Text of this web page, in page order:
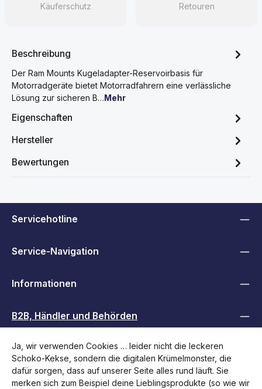
Käuferschutz
Retouren
Beschreibung
Der Ram Mounts Kugeladapter-Reservoirbasis für
Motorradgeräte bietet Motorradfahrern eine verlässliche
Lösung zur sicheren B…Mehr
Eigenschaften
Hersteller
Bewertungen
Servicehotline
Service-Navigation
Informationen
B2B, Händler und Behörden
Folge uns
Ja, wir verwenden Cookies … leider nicht die leckeren
Schoko-Kekse, sondern die digitalen Krümelmonster, die
dafür sorgen, dass auf unserer Seite alles rund läuft. Sie
merken sich zum Beispiel deine Lieblingsprodukte (so wie wir